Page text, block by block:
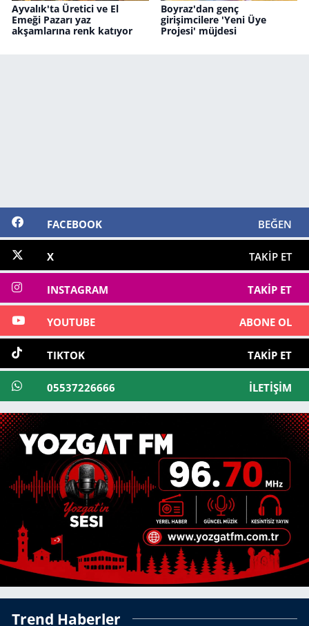
Ayvalık'ta Üretici ve El
Emeği Pazarı yaz
akşamlarına renk katıyor
Boyraz'dan genç
girişimcilere 'Yeni Üye
Projesi' müjdesi
FACEBOOK BEĞEN
X TAKIP ET
INSTAGRAM TAKIP ET
YOUTUBE ABONE OL
TIKTOK TAKIP ET
05537226666 İLETIŞIM
Trend Haberler